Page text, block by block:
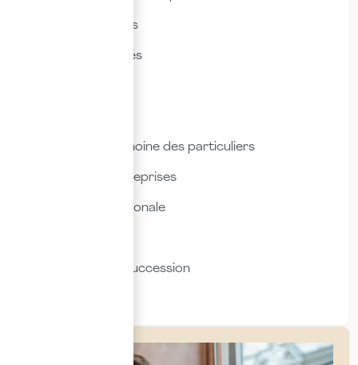
Droit des affaires
Droit des sociétés
Fiscalité & patrimoine des particuliers
Fiscalité des entreprises
Fiscalité internationale
Transmission & succession